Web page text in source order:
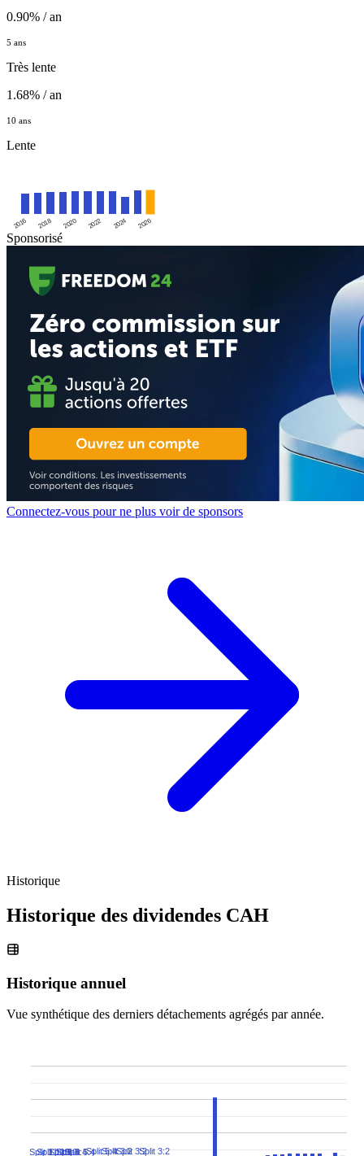
0.90% / an
5 ans
Très lente
1.68% / an
10 ans
Lente
2016 2018 2020 2022 2024 2026
Sponsorisé
Connectez-vous pour ne plus voir de sponsors
Historique
Historique des dividendes CAH
Historique annuel
Vue synthétique des derniers détachements agrégés par année.
Split 11:10
Split 11:10
Split 5:4
Split 5:4
Split 5:4Split 5:4Split 3:2Split 3:2Split 3:2